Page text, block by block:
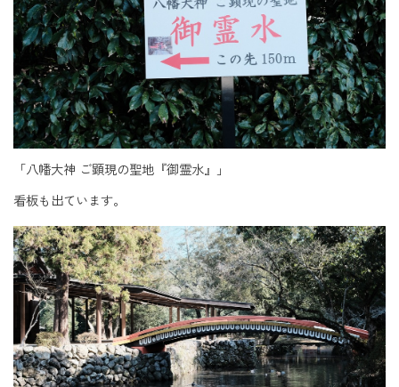
「八幡大神 ご顕現の聖地『御霊水』」
看板も出ています。